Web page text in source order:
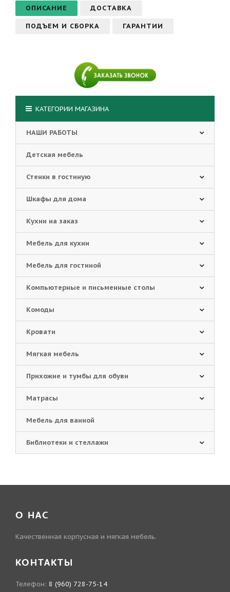
ОПИСАНИЕ ДОСТАВКА
ПОДЪЕМ И СБОРКА ГАРАНТИИ
КАТЕГОРИИ МАГАЗИНА
НАШИ РАБОТЫ
Детская мебель
Стенки в гостиную
Шкафы для дома
Кухни на заказ
Мебель для кухни
Мебель для гостиной
Компьютерные и письменные столы
Комоды
Кровати
Мягкая мебель
Прихожие и тумбы для обуви
Матрасы
Мебель для ванной
Библиотеки и стеллажи
О НАС
Качественная корпусная и мягкая мебель.
КОНТАКТЫ
Телефон: 8 (960) 728-75-14